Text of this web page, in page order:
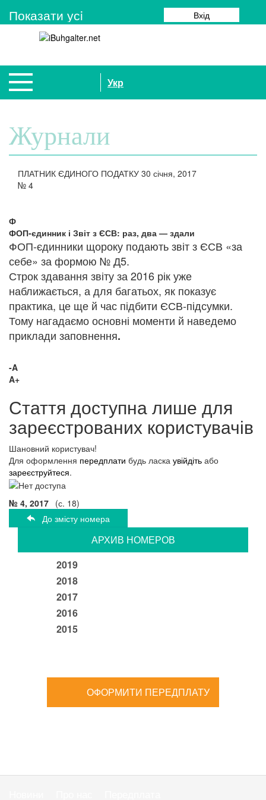
Показати усi Вхід
Укр
Журнали
ПЛАТНИК ЄДИНОГО ПОДАТКУ 30 січня, 2017
№ 4
Ф
ФОП-єдинник і Звіт з ЄСВ: раз, два — здали
ФОП-єдинники щороку подають звіт з ЄСВ «за
себе» за формою № Д5.
Строк здавання звіту за 2016 рік уже
наближається, а для багатьох, як показує
практика, це ще й час підбити ЄСВ-підсумки.
Тому нагадаємо основні моменти й наведемо
приклади заповнення.
-A
A+
Стаття доступна лише для
зареєстрованих користувачів
Шановний користувач!
Для оформлення передплати будь ласка увійдіть або
зареєструйтеся.
№ 4, 2017 (с. 18)
До змісту номера
АРХИВ НОМЕРОВ
2019
2018
2017
2016
2015
ОФОРМИТИ ПЕРЕДПЛАТУ